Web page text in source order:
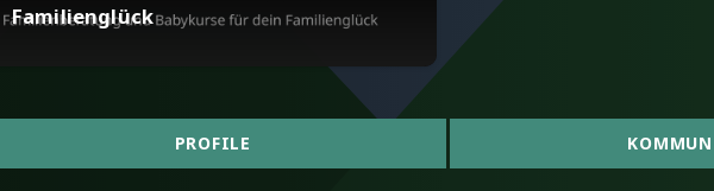
Familienglück
PROFILE